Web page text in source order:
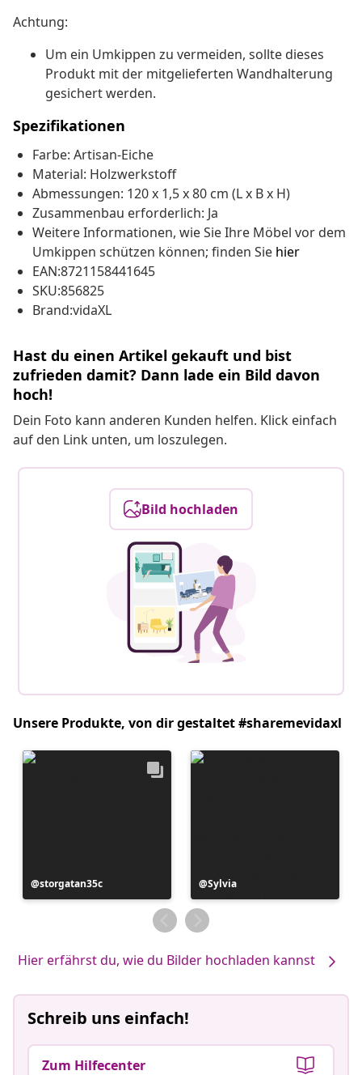
Achtung:
Um ein Umkippen zu vermeiden, sollte dieses
Produkt mit der mitgelieferten Wandhalterung
gesichert werden.
Spezifikationen
Farbe: Artisan-Eiche
Material: Holzwerkstoff
Abmessungen: 120 x 1,5 x 80 cm (L x B x H)
Zusammenbau erforderlich: Ja
Weitere Informationen, wie Sie Ihre Möbel vor dem
Umkippen schützen können; finden Sie hier
EAN:8721158441645
SKU:856825
Brand:vidaXL
Hast du einen Artikel gekauft und bist
zufrieden damit? Dann lade ein Bild davon
hoch!
Dein Foto kann anderen Kunden helfen. Klick einfach
auf den Link unten, um loszulegen.
Bild hochladen
Unsere Produkte, von dir gestaltet #sharemevidaxl
Beitrag
veröffentlicht
storgatan35c
Beitrag
veröffentlicht
von
Sylvia
Hier erfährst du, wie du Bilder hochladen kannst
Schreib uns einfach!
Zum Hilfecenter